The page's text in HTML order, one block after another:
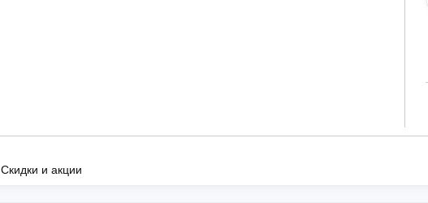
Скидки и акции